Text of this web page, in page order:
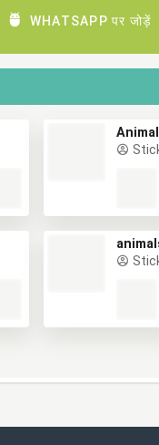
WHATSAPP पर जोड़ें